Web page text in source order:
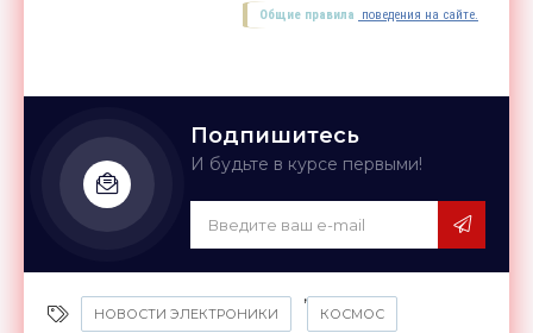
Общие правила поведения на сайте.
Подпишитесь
И будьте в курсе первыми!
НОВОСТИ ЭЛЕКТРОНИКИ
,
КОСМОС